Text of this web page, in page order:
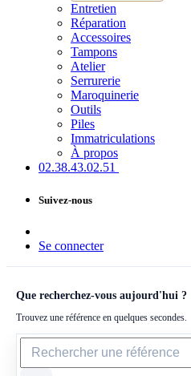
Entretien
Réparation
Accessoires
Tampons
Atelier
Serrurerie
Maroquinerie
Outils
Piles
Immatriculations
À propos
02.38.43​.02.51
Suivez-nous
Se connecter
Que recherchez-vous aujourd'hui ?
Trouvez une référence en quelques secondes.